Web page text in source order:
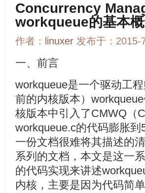
Concurrency
workqueue的基本
作者： linuxer 发布于：2015-
一、前言
workqueue是一个驱动工
前的内核版本）
核版本中引入了CMWQ（
workqueue.c的代码膨胀
一份文档很难将其描述的
系列的文档，本文是这一
的代码实现来讲述
内核，主要是因为代码简